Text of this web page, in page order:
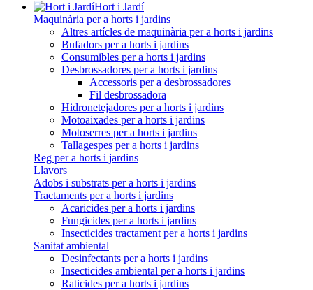
Hort i Jardí
Maquinària per a horts i jardins
Altres artícles de maquinària per a horts i jardins
Bufadors per a horts i jardins
Consumibles per a horts i jardins
Desbrossadores per a horts i jardins
Accessoris per a desbrossadores
Fil desbrossadora
Hidronetejadores per a horts i jardins
Motoaixades per a horts i jardins
Motoserres per a horts i jardins
Tallagespes per a horts i jardins
Reg per a horts i jardins
Llavors
Adobs i substrats per a horts i jardins
Tractaments per a horts i jardins
Acaricides per a horts i jardins
Fungicides per a horts i jardins
Insecticides tractament per a horts i jardins
Sanitat ambiental
Desinfectants per a horts i jardins
Insecticides ambiental per a horts i jardins
Raticides per a horts i jardins